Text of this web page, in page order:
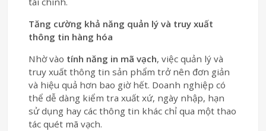
Tăng cường khả năng quản lý và truy xuất
thông tin hàng hóa
Nhờ vào tính năng in mã vạch, việc quản lý và
truy xuất thông tin sản phẩm trở nên đơn giản
và hiệu quả hơn bao giờ hết. Doanh nghiệp có
thể dễ dàng kiểm tra xuất xứ, ngày nhập, hạn
sử dụng hay các thông tin khác chỉ qua một thao
tác quét mã vạch.